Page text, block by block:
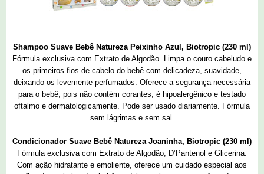
Shampoo Suave Bebê Natureza Peixinho Azul, Biotropic (230 ml)
Fórmula exclusiva com Extrato de Algodão. Limpa o couro cabeludo e
os primeiros fios de cabelo do bebê com delicadeza, suavidade,
deixando-os levemente perfumados. Oferece a segurança necessária
para o bebê, pois não contém corantes, é hipoalergênico e testado
oftalmo e dermatologicamente. Pode ser usado diariamente. Fórmula
sem lágrimas e sem sal.
Condicionador Suave Bebê Natureza Joaninha, Biotropic (230 ml)
Fórmula exclusiva com Extrato de Algodão, D’Pantenol e Glicerina.
Com ação hidratante e emoliente, oferece um cuidado especial aos